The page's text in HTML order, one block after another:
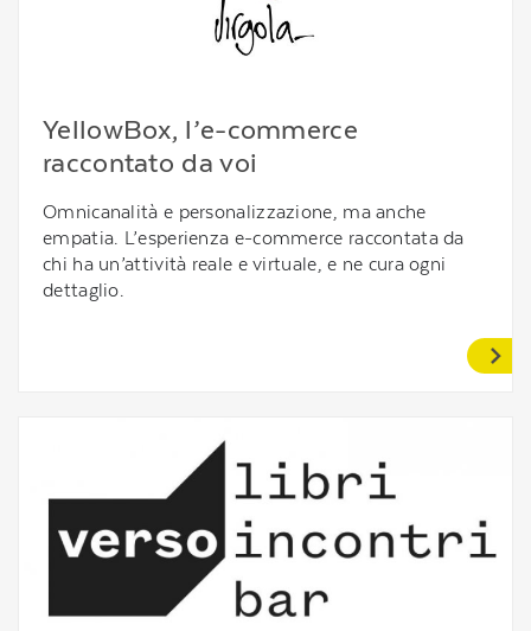
YellowBox, l’e-commerce
raccontato da voi
Omnicanalità e personalizzazione, ma anche
empatia. L’esperienza e-commerce raccontata da
chi ha un’attività reale e virtuale, e ne cura ogni
dettaglio.